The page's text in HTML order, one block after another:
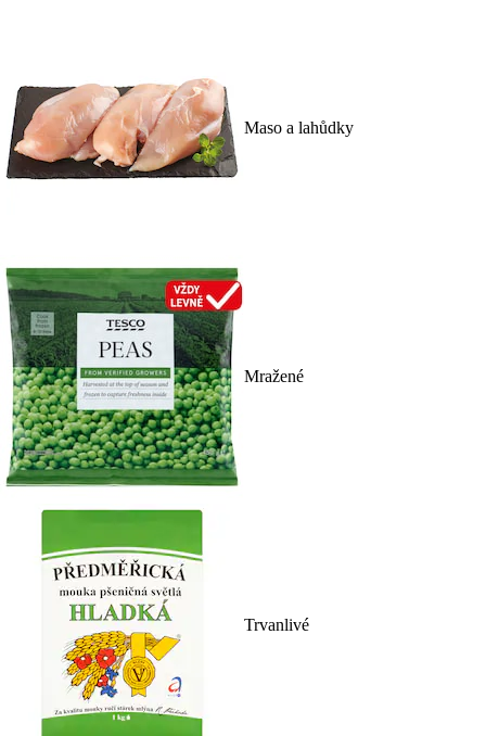
Maso a lahůdky
Mražené
Trvanlivé